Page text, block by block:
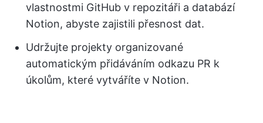
vlastnostmi GitHub v repozitáři a databází
Notion, abyste zajistili přesnost dat.
Udržujte projekty organizované
automatickým přidáváním odkazu PR k
úkolům, které vytváříte v Notion.